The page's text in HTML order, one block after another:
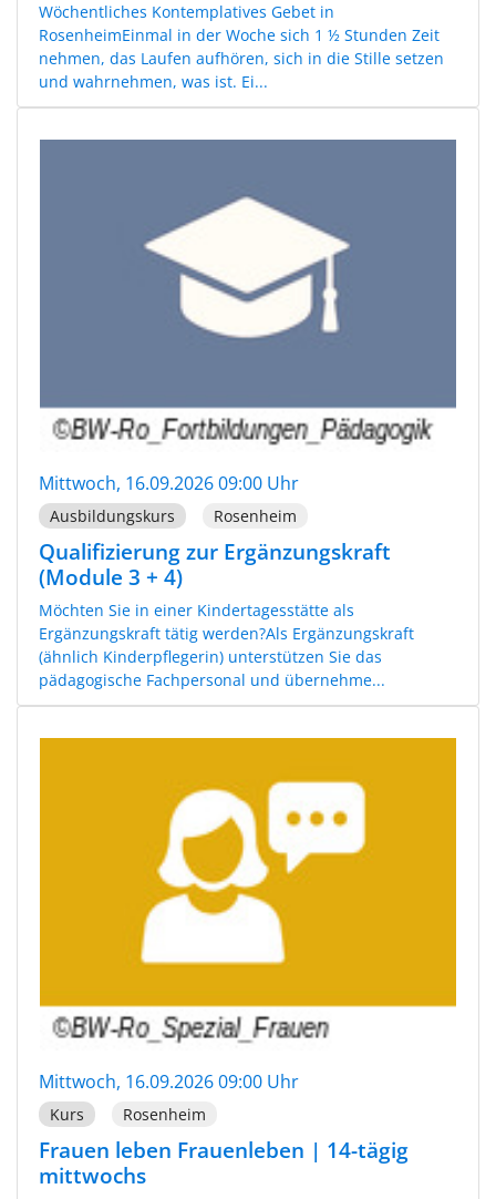
Wöchentliches Kontemplatives Gebet in
RosenheimEinmal in der Woche sich 1 ½ Stunden Zeit
nehmen, das Laufen aufhören, sich in die Stille setzen
und wahrnehmen, was ist. Ei...
Mittwoch, 16.09.2026 09:00 Uhr
Ausbildungskurs Rosenheim
Qualifizierung zur Ergänzungskraft
(Module 3 + 4)
Möchten Sie in einer Kindertagesstätte als
Ergänzungskraft tätig werden?Als Ergänzungskraft
(ähnlich Kinderpflegerin) unterstützen Sie das
pädagogische Fachpersonal und übernehme...
Mittwoch, 16.09.2026 09:00 Uhr
Kurs Rosenheim
Frauen leben Frauenleben | 14-tägig
mittwochs